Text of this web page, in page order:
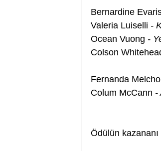
Bernardine
Valeria Luiselli -
Ocean Vuong -
Colson
Fernanda
Colum McCann -
Ödülün